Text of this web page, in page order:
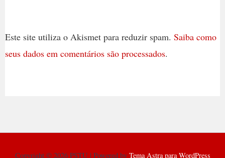
Este site utiliza o Akismet para reduzir spam. Saiba como
seus dados em comentários são processados.
Copyright © 2026 PSTU | Powered by Tema Astra para WordPress